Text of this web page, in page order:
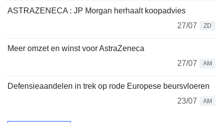
ASTRAZENECA : JP Morgan herhaalt koopadvies
27/07
ZD
Meer omzet en winst voor AstraZeneca
27/07
AM
Defensieaandelen in trek op rode Europese beursvloeren
23/07
AM